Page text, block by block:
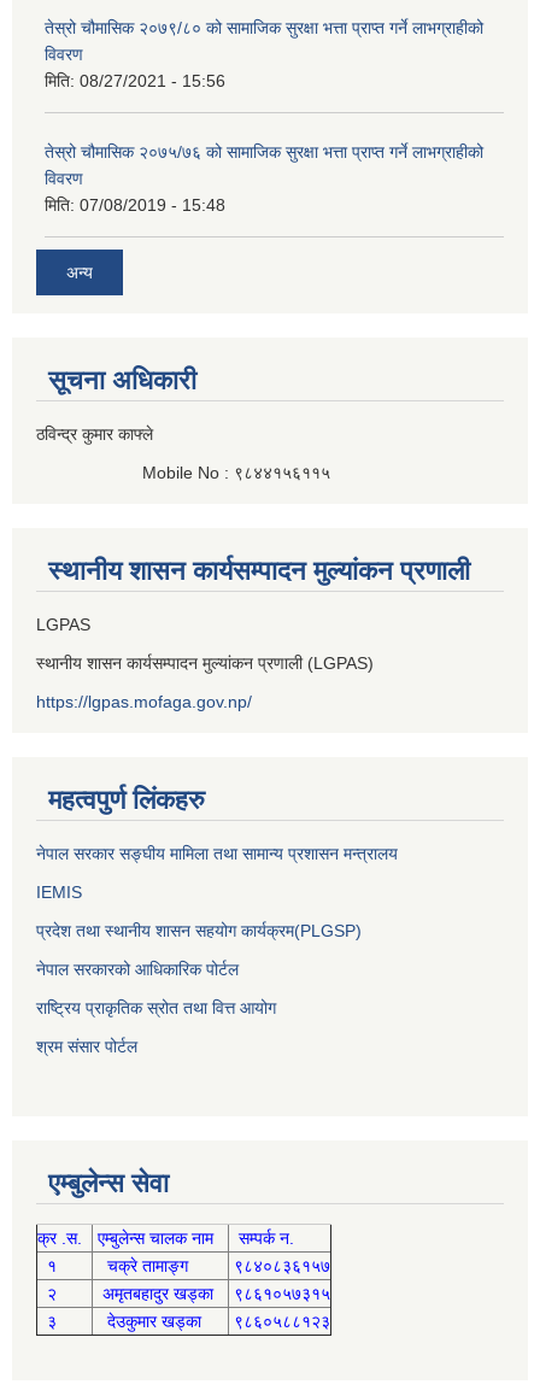
तेस्रो चौमासिक २०७९/८० को सामाजिक सुरक्षा भत्ता प्राप्त गर्ने लाभग्राहीको
विवरण
मिति: 08/27/2021 - 15:56
तेस्रो चौमासिक २०७५/७६ को सामाजिक सुरक्षा भत्ता प्राप्त गर्ने लाभग्राहीको
विवरण
मिति: 07/08/2019 - 15:48
अन्य
सूचना अधिकारी
ठविन्द्र कुमार काफ्ले
Mobile No : ९८४४१५६११५
स्थानीय शासन कार्यसम्पादन मुल्यांकन प्रणाली
LGPAS
स्थानीय शासन कार्यसम्पादन मुल्यांकन प्रणाली (LGPAS)
https://lgpas.mofaga.gov.np/
महत्वपुर्ण लिंकहरु
नेपाल सरकार सङ्घीय मामिला तथा सामान्य प्रशासन मन्त्रालय
IEMIS
प्रदेश तथा स्थानीय शासन सहयोग कार्यक्रम(PLGSP)
नेपाल सरकारको आधिकारिक पोर्टल
राष्ट्रिय प्राकृतिक स्रोत तथा वित्त आयोग
श्रम संसार पोर्टल
एम्बुलेन्स सेवा
क्र .स. एम्बुलेन्स चालक नाम
सम्पर्क न.
१
चक्रे तामाङ्ग
९८४०८३६१५७
२
अमृतबहादुर खड्का
९८६१०५७३१५
३
देउकुमार खड्का ९८६०५८८१२३